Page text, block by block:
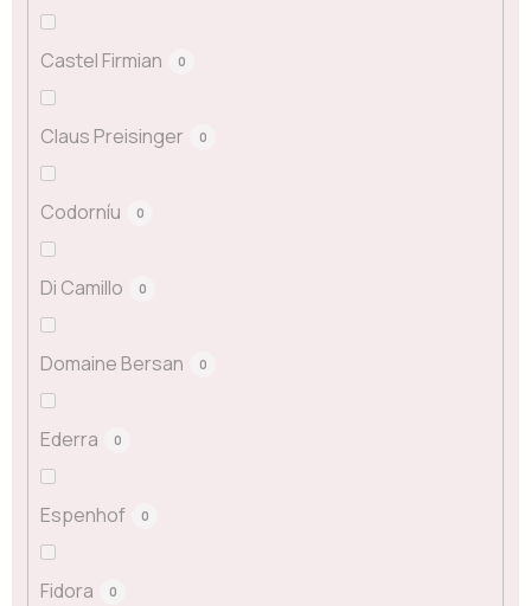
Castel Firmian 0
Claus Preisinger 0
Codorníu 0
Di Camillo 0
Domaine Bersan 0
Ederra 0
Espenhof 0
Fidora 0